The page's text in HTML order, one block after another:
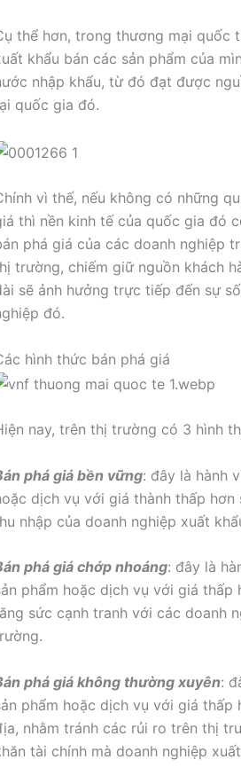
thể hơn, trong thương mại quốc
khẩu bán các sản phẩm của
nhập khẩu, từ đó đạt được
quốc gia đó.
vì thế, nếu không có những
thì nền kinh tế của quốc gia đó
phá giá của các doanh nghiệp
trường, chiếm giữ nguồn khách
sẽ ảnh hưởng trực tiếp đến sự
đó.
hình thức bán phá giá
nay, trên thị trường có 3 hình
phá giá bền vững: đây là hành
dịch vụ với giá thành thấp
nhập của doanh nghiệp xuất
phá giá chớp nhoáng: đây là
phẩm hoặc dịch vụ với giá
sức cạnh tranh với các doanh
phá giá không thường xuyên:
phẩm hoặc dịch vụ với giá
nhằm tránh các rủi ro trên thị
tài chính mà doanh nghiệp